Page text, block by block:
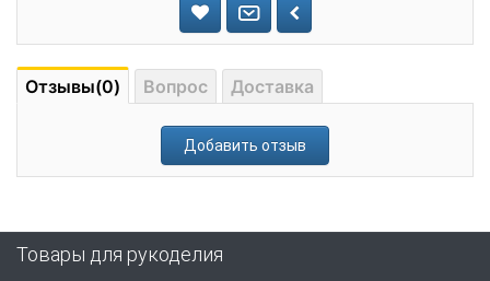
Отзывы(0) Вопрос Доставка
Добавить отзыв
Товары для рукоделия